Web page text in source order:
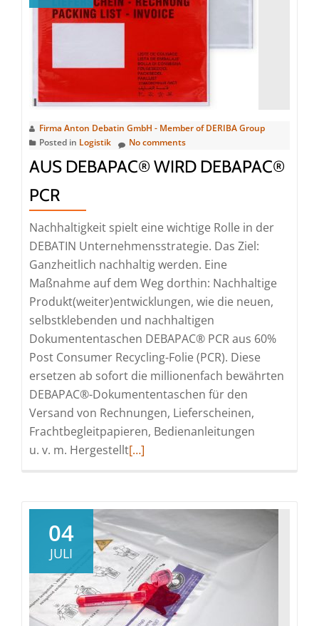
Firma Anton Debatin GmbH - Member of DERIBA Group
Posted in Logistik No comments
AUS DEBAPAC® WIRD DEBAPAC®
PCR
Nachhaltigkeit spielt eine wichtige Rolle in der
DEBATIN Unternehmensstrategie. Das Ziel:
Ganzheitlich nachhaltig werden. Eine
Maßnahme auf dem Weg dorthin: Nachhaltige
Produkt(weiter)entwicklungen, wie die neuen,
selbstklebenden und nachhaltigen
Dokumententaschen DEBAPAC® PCR aus 60%
Post Consumer Recycling-Folie (PCR). Diese
ersetzen ab sofort die millionenfach bewährten
DEBAPAC®-Dokumententaschen für den
Versand von Rechnungen, Lieferscheinen,
Frachtbegleitpapieren, Bedienanleitungen
u. v. m. HergestelltRead
DEBAPAC®
wird
DEBAPAC®
PCR
[…]
04
JULI